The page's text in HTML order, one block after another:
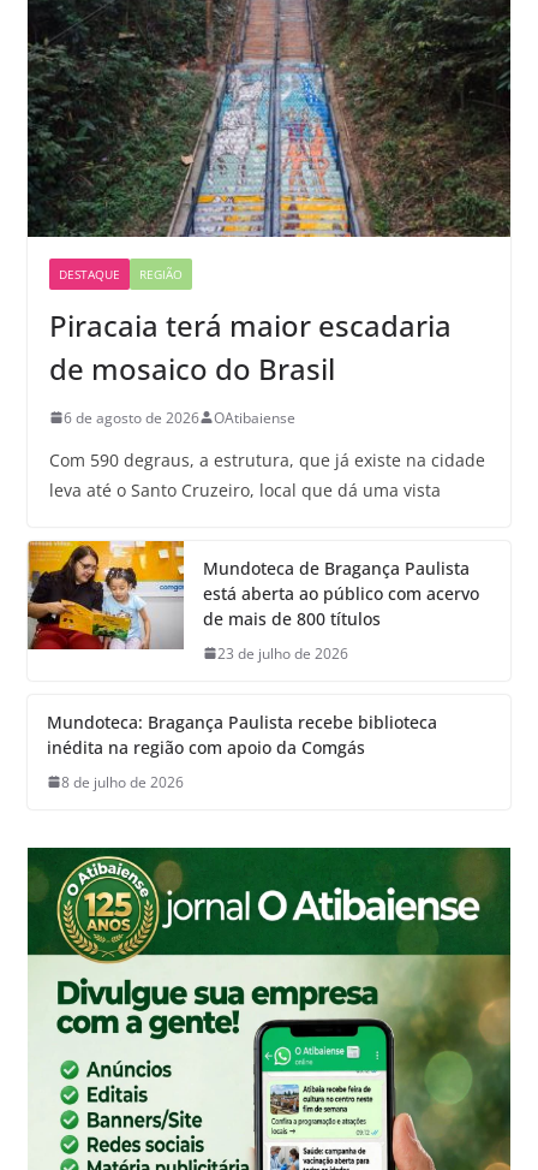
DESTAQUE REGIÃO
Piracaia terá maior escadaria
de mosaico do Brasil
6 de agosto de 2026 OAtibaiense
Com 590 degraus, a estrutura, que já existe na cidade
leva até o Santo Cruzeiro, local que dá uma vista
Mundoteca de Bragança Paulista
está aberta ao público com acervo
de mais de 800 títulos
23 de julho de 2026
Mundoteca: Bragança Paulista recebe biblioteca
inédita na região com apoio da Comgás
8 de julho de 2026